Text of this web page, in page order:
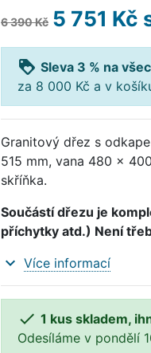
6 390 Kč 5 751 Kč
loyalty Sleva 3 % na
za 8 000 Kč a v
Granitový dřez s
515 mm, vana 480 x
skříňka.
Součástí dřezu je
příchytky atd.) Není
expand_more Více informací
 1 kus skladem,
Odesíláme v pondělí